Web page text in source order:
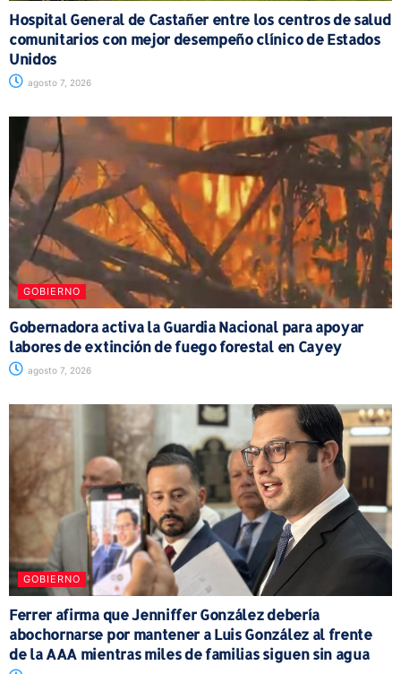
Hospital General de Castañer entre los centros de salud
comunitarios con mejor desempeño clínico de Estados
Unidos
agosto 7, 2026
GOBIERNO
Gobernadora activa la Guardia Nacional para apoyar
labores de extinción de fuego forestal en Cayey
agosto 7, 2026
GOBIERNO
Ferrer afirma que Jenniffer González debería
abochornarse por mantener a Luis González al frente
de la AAA mientras miles de familias siguen sin agua